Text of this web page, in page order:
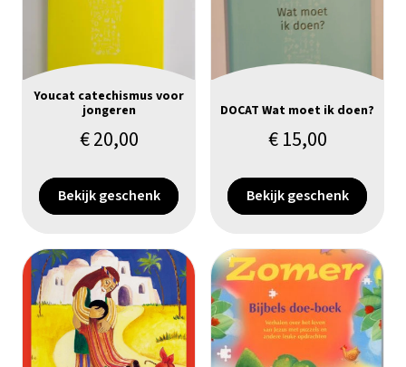
Youcat catechismus voor
jongeren
€20,00
Bekijk geschenk
DOCAT Wat moet ik doen?
€15,00
Bekijk geschenk